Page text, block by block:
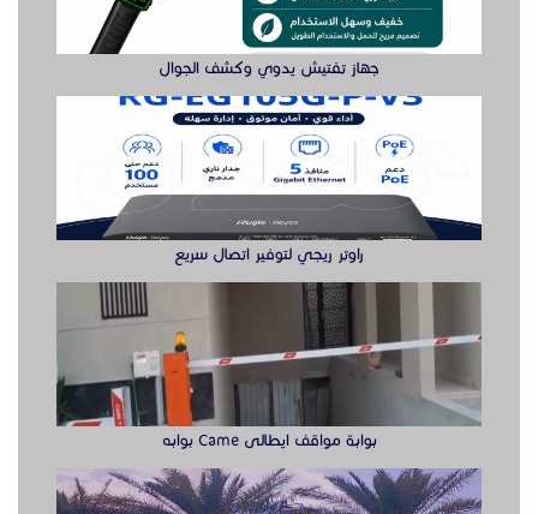
بوابة مواقف ايطالى Came بوابه
زحليقة مائيه نطيطات أطفال هوائيه
الدول